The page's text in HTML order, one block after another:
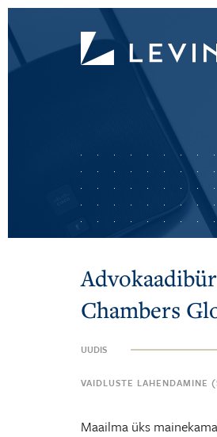
Chambers
UUDIS
VAIDLUSTE LAHENDAMINE
Maailma üks